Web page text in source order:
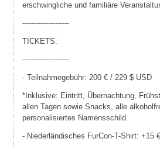
erschwingliche und familiäre
--------------------
TICKETS:
--------------------
- Teilnahmegebühr: 200 € / 229 $ USD
*Inklusive: Eintritt, Übernachtung,
allen Tagen sowie Snacks, alle
personalisiertes Namensschild.
- Niederländisches FurCon-T-Shirt: +15